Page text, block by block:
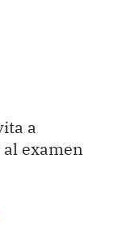
a
examen